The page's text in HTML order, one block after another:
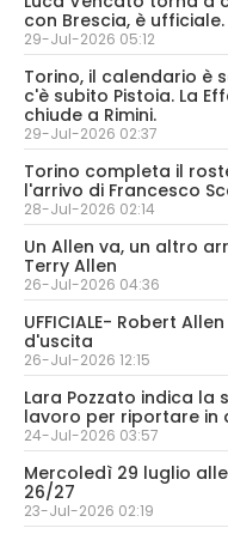
con Brescia, è ufficiale.
29-Jul-2026 05:12
Torino, il calendario è
c'è subito Pistoia. La
chiude a Rimini.
29-Jul-2026 02:37
Torino completa il
l'arrivo di Francesco
28-Jul-2026 02:14
Un Allen va, un altro
Terry Allen
26-Jul-2026 04:36
UFFICIALE- Robert
d'uscita
26-Jul-2026 12:15
Lara Pozzato indica la
lavoro per riportare in
24-Jul-2026 03:57
Mercoledì 29 luglio
26/27
23-Jul-2026 02:19